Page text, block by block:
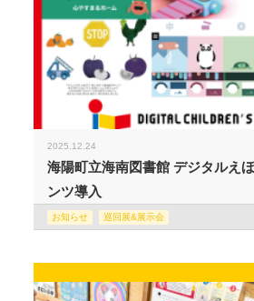
2025.12.24
海陽町立海南図書館 デジタルえ
ンツ導入
お知らせ 巡回展&展示会